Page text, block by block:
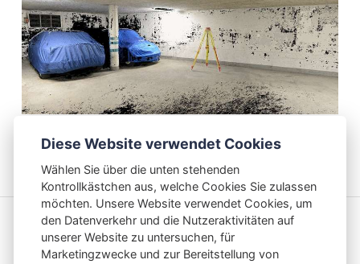
ELCOVISION Forensik
Diese Website verwendet Cookies
Wählen Sie über die unten stehenden
Kontrollkästchen aus, welche Cookies Sie zulassen
möchten. Unsere Website verwendet Cookies, um
den Datenverkehr und die Nutzeraktivitäten auf
unserer Website zu untersuchen, für
Marketingzwecke und zur Bereitstellung von